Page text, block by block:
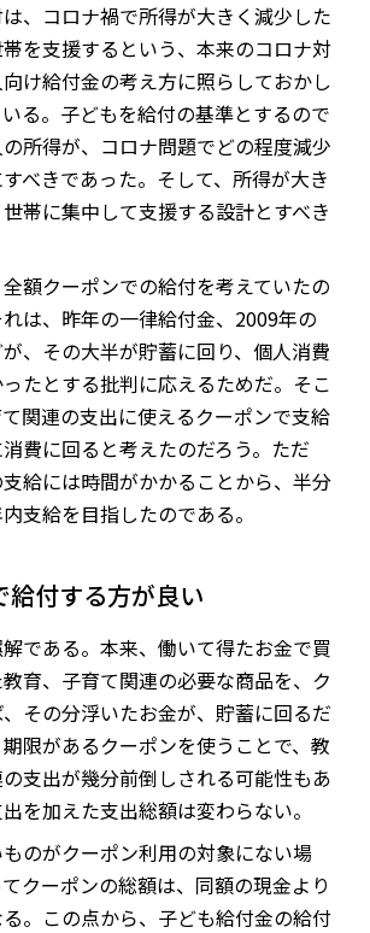
、コロナ禍で所得が大きく減少した
を支援するという、本来のコロナ対
け給付金の考え方に照らしておかし
る。子どもを給付の基準とするので
所得が、コロナ問題でどの程度減少
べきであった。そして、所得が大き
帯に集中して支援する設計とすべき
額クーポンでの給付を考えていたの
は、昨年の一律給付金、2009年の
、その大半が貯蓄に回り、個人消費
たとする批判に応えるためだ。そこ
関連の支出に使えるクーポンで支給
費に回ると考えたのだろう。ただ
給には時間がかかることから、半分
支給を目指したのである。
給付する方が良い
である。本来、働いて得たお金で買
育、子育て関連の必要な商品を、ク
その分浮いたお金が、貯蓄に回るだ
限があるクーポンを使うことで、教
支出が幾分前倒しされる可能性もあ
を加えた支出総額は変わらない。
のがクーポン利用の対象にない場
クーポンの総額は、同額の現金より
。この点から、子ども給付金の給付